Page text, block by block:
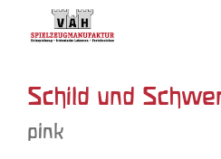
Schild und
pink